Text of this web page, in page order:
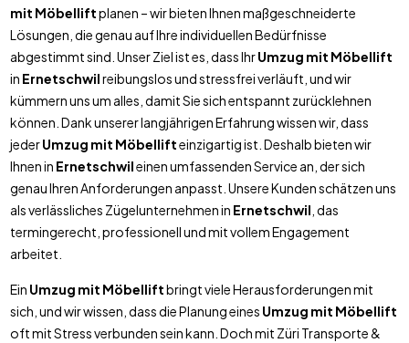
mit Möbelliftplanen – wir bieten Ihnen maßgeschneiderte
Lösungen, die genau auf Ihre individuellen Bedürfnisse
abgestimmt sind. Unser Ziel ist es, dass IhrUmzug mit Möbellift
in Ernetschwilreibungslos und stressfrei verläuft, und wir
kümmern uns um alles, damit Sie sich entspannt zurücklehnen
können. Dank unserer langjährigen Erfahrung wissen wir, dass
jederUmzug mit Möbellifteinzigartig ist. Deshalb bieten wir
Ihnen in Ernetschwileinen umfassenden Service an, der sich
genau Ihren Anforderungen anpasst. Unsere Kunden schätzen uns
als verlässliches Zügelunternehmen in Ernetschwil , das
termingerecht, professionell und mit vollem Engagement
arbeitet.
Ein Umzug mit Möbelliftbringt viele Herausforderungen mit
sich, und wir wissen, dass die Planung eines Umzug mit Möbellift
oft mit Stress verbunden sein kann. Doch mit Züri Transporte &